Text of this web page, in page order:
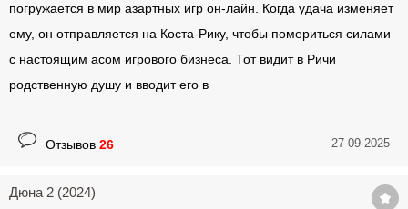
погружается в мир азартных игр он-лайн. Когда удача изменяет
ему, он отправляется на Коста-Рику, чтобы помериться силами
с настоящим асом игрового бизнеса. Тот видит в Ричи
родственную душу и вводит его в
Отзывов 26 27-09-2025
Дюна 2 (2024)